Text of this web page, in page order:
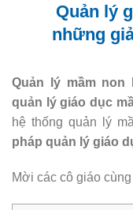
Quản lý
những
Quản lý mầm non
quản lý giáo dục
hệ thống quản lý
pháp quản lý giáo
Mời các cô giáo